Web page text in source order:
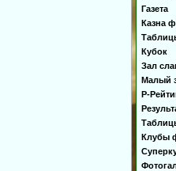
Газета
Казна
Кубок
Зал
Малый
Р-
Клубы